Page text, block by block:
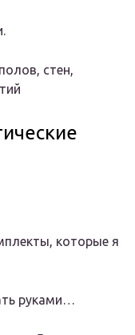
стен,
которые я
руками…